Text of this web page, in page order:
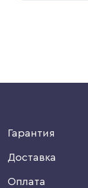
Гарантия
Доставка
Оплата